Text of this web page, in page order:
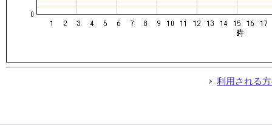
利用される